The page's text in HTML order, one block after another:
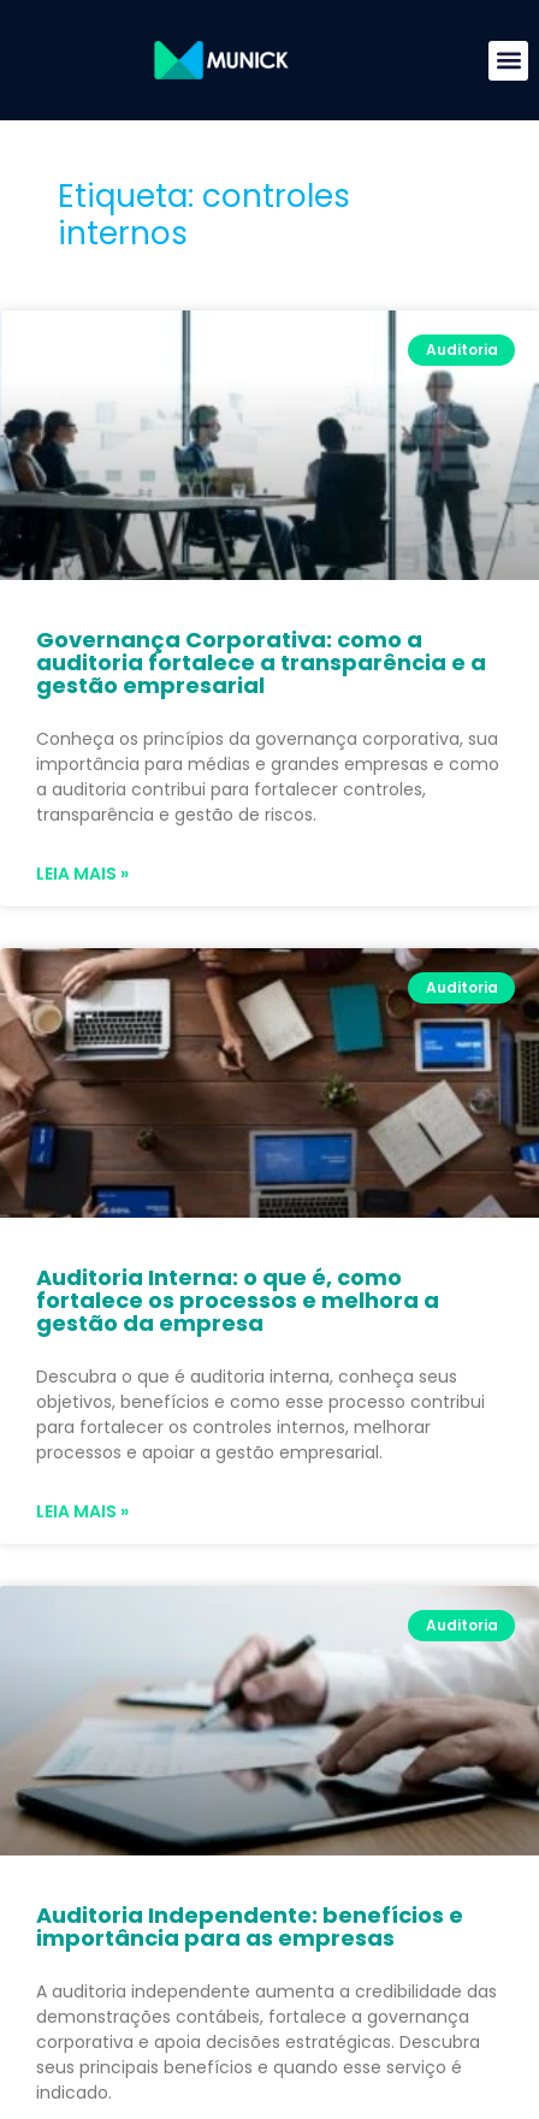
Etiqueta: controles
internos
Auditoria
Governança Corporativa: como a
auditoria fortalece a transparência e a
gestão empresarial
Conheça os princípios da governança corporativa, sua
importância para médias e grandes empresas e como
a auditoria contribui para fortalecer controles,
transparência e gestão de riscos.
LEIA MAIS »
Auditoria
Auditoria Interna: o que é, como
fortalece os processos e melhora a
gestão da empresa
Descubra o que é auditoria interna, conheça seus
objetivos, benefícios e como esse processo contribui
para fortalecer os controles internos, melhorar
processos e apoiar a gestão empresarial.
LEIA MAIS »
Auditoria
Auditoria Independente: benefícios e
importância para as empresas
A auditoria independente aumenta a credibilidade das
demonstrações contábeis, fortalece a governança
corporativa e apoia decisões estratégicas. Descubra
seus principais benefícios e quando esse serviço é
indicado.